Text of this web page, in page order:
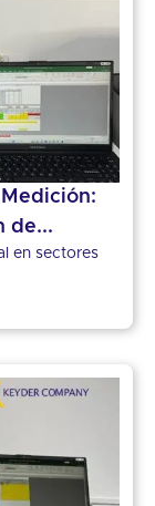
de...
en sectores